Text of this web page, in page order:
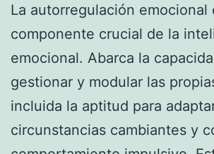
La autorregulación emocional
componente crucial de la
emocional. Abarca la
gestionar y modular las
incluida la aptitud para
circunstancias cambiantes y